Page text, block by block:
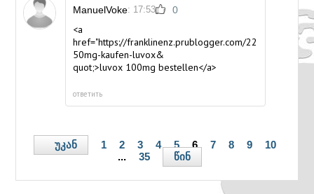
ManuelVoke: 17:53 0
<a
href="https://franklinenz.prublogger.com/22520816/
50mg-kaufen-luvox&
quot;>luvox 100mg bestellen</a>
ответить
უკან 1 2 3 4 5 6 7 8 9
10
...
35 წინ